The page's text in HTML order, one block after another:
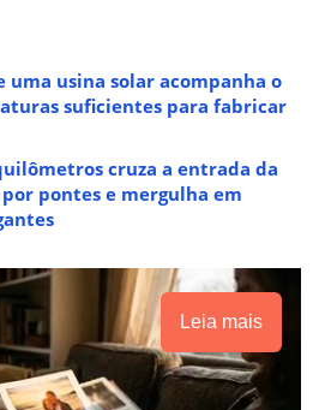
uma usina solar acompanha o
suficientes para fabricar
cruza a entrada da
pontes e mergulha em
Leia mais